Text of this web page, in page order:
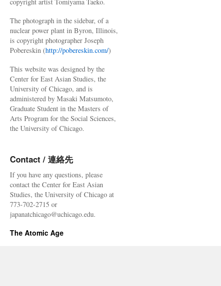
The photograph in the sidebar, of a
nuclear power plant in Byron, Illinois,
is copyright photographer Joseph
Pobereskin (http://pobereskin.com/)
This website was designed by the
Center for East Asian Studies, the
University of Chicago, and is
administered by Masaki Matsumoto,
Graduate Student in the Masters of
Arts Program for the Social Sciences,
the University of Chicago.
Contact / 連絡先
If you have any questions, please
contact the Center for East Asian
Studies, the University of Chicago at
773-702-2715 or
japanatchicago@uchicago.edu.
The Atomic Age